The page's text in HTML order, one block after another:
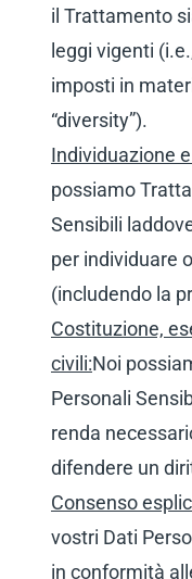
il Trattamento
leggi vigenti
imposti in
“diversity”).
Individuazione
possiamo
Sensibili
per individuare
(includendo la
Costituzione,
civili:Noi
Personali
renda
difendere un
Consenso
vostri Dati
in conformità